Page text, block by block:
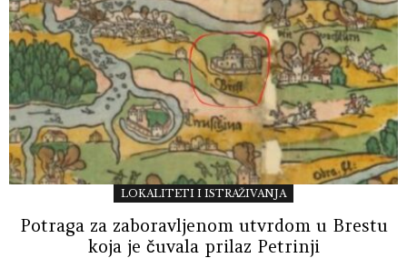
LOKALITETI I ISTRAŽIVANJA
Potraga za zaboravljenom utvrdom u Brestu
koja je čuvala prilaz Petrinji